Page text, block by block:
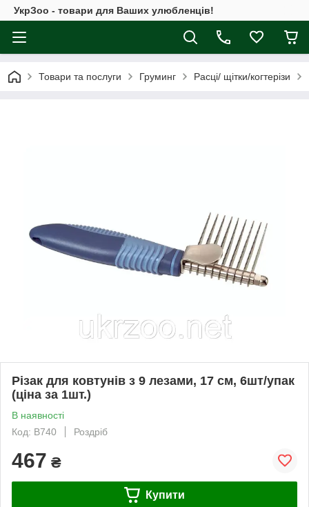
УкрЗоо - товари для Ваших улюбленців!
Товари та послуги Груминг Расці/ щітки/когтерізи
Різак для ковтунів з 9 лезами, 17 см, 6шт/упак
(ціна за 1шт.)
В наявності
Код: B740
Роздріб
467 ₴
Купити